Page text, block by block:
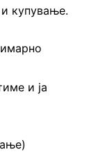
купување.
и ја